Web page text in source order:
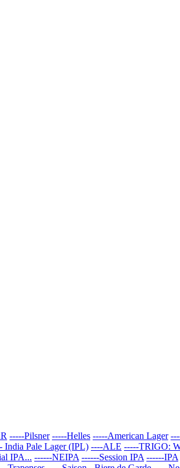
-----Pilsner -----Helles -----American Lager
India Pale Lager (IPL) ----ALE -----TRIGO:
IPA... ------NEIPA ------Session IPA ------IPA